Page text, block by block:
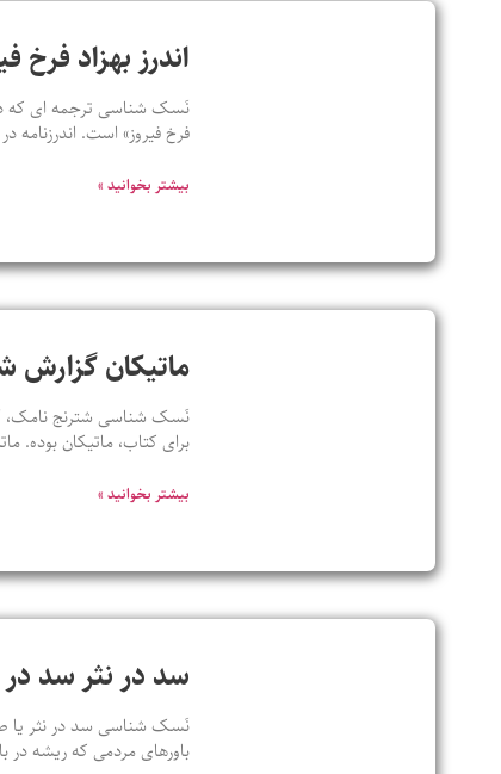
اندرز بهزاد فرخ
نَسک شناسی ترجمه ای که در
فرخ فیروز» است. اندرزنامه
بیشتر بخوانید »
ماتیکان گزارش
نَسک شناسی شترنج نامک،
برای کتاب، ماتیکان بوده.
بیشتر بخوانید »
سد در نثر سد
باورهای مردمی که ریشه در